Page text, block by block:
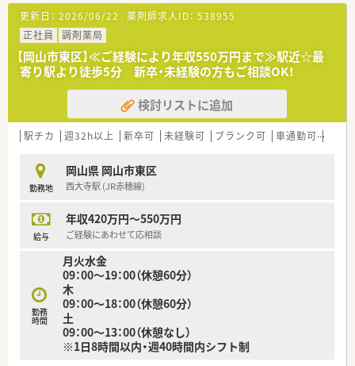
需しており、1日10から20枚の処方箋に対応しています。
■店舗単位でのエリア担当制による在宅業務も積極的に行って
おり、地域包括ケアシステムの一翼を担っています。
【法人特徴について】
■同一エリア内にドミナント展開しているため店舗間の距離が
近く、急な欠員時にもスムーズに応援へ行ける体制です。
■調剤薬局事業だけでなく訪問看護事業も展開しており、社内の
ケアマネージャーと連携したチーム医療を実践しています。
■社員同士の心理的な格差をなくすために名前を「さん付け」で
【職場環境と雰囲気】
■人間関係の良さが最大の魅力であり、前職で人間関係に悩んだ
■採用担当者様は非常に話しやすくラフなご相談も可能な方で
あり、風通しの良いオープンな社風が根付いています。
療の質を高めていこうとする前向きな雰囲気があります。
【こんな方が活躍中】
■地域の患者様とのコミュニケーションを大切にし、かかりつけ
薬剤師として親身に寄り添うスタッフが活躍しています。
■社内ルールである「さん付け」を遵守し、職種や年齢の垣根を
越えて円滑なチームワークを築ける方がやりがいを感じていま
更新日： 2026/06/22 薬剤師求人ID： 538955
正社員
調剤薬局
【岡山市東区】≪ご経験により年収550万円まで≫駅近☆最
寄り駅より徒歩5分 新卒・未経験の方もご相談OK！
検討リストに追加
駅チカ 週32h以上 新卒可 未経験可 ブランク可 車通勤可
勤務地
岡山県 岡山市東区
西大寺駅 (JR赤穂線)
給与
年収420万円～550万円
ご経験にあわせて応相談
勤務
時間
月火水金
09：00～19：00（休憩60分）
木
09：00～18：00（休憩60分）
土
09：00～13：00（休憩なし）
※1日8時間以内・週40時間内シフト制